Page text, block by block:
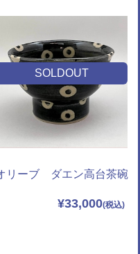
SOLDOUT
リーブ ダエン高台茶碗
¥33,000